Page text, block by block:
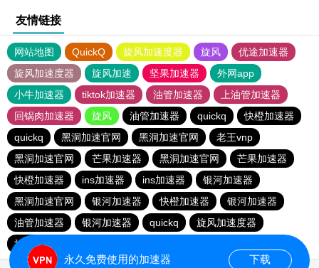
友情链接
网站地图 QuickQ 旋风加速度器 旋风
优途加速器
旋风加速度器
旋风加速 坚果加速器
外网app
小牛加速器
tiktok加速器 油管加速器
上油管加速器
回锅肉加速器
旋风 油管加速器 quickq
快橙加速器
quickq
黑洞加速官网 黑洞加速官网
老王vnp
黑洞加速官网
芒果加速器 黑洞加速官网
芒果加速器
快橙加速器
ins加速器 ins加速器
银河加速器
黑洞加速官网
银河加速器 快橙加速器
银河加速器
油管加速器
银河加速器 quickq
旋风加速度器
旋风加速度器
永久免费使用的加速器 下载